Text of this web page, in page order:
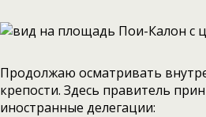
Продолжаю осматривать
крепости. Здесь правитель
иностранные делегации: